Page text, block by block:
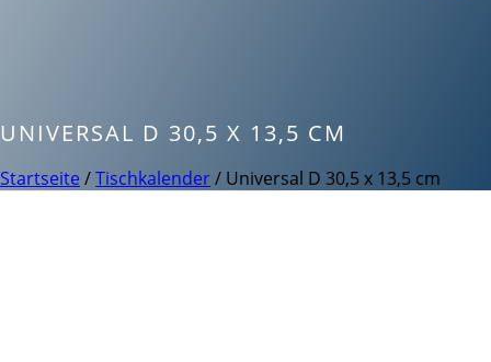
UNIVERSAL D 30,5 X 13,5 CM
Startseite /Tischkalender/ Universal D 30,5 x 13,5 cm